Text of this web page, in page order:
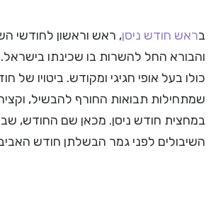
בראש חודש ניסן, ראש וראשון לחודשי
והבורא החל להשרות בו שכינתו בישראל.
כולו בעל אופי חגיגי ומקודש. ביטויו של
שמתחילות תבואות החורף להבשיל,
במחצית חודש ניסן. מכאן שם החודש,
השיבולים לפני גמר הבשלתן חודש